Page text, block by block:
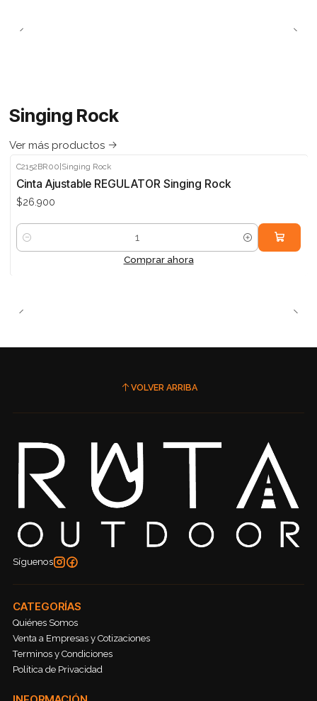
Singing Rock
Ver más productos
C2152BR00 Singing Rock
Cinta Ajustable REGULATOR Singing Rock
$26.900
Cantidad
Comprar ahora
VOLVER ARRIBA
Síguenos
CATEGORÍAS
Quiénes Somos
Venta a Empresas y Cotizaciones
Terminos y Condiciones
Política de Privacidad